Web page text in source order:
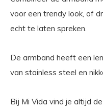
voor een trendy look, of
echt te laten spreken.
De armband heeft een
van stainless steel en
Bij Mi Vida vind je altijd